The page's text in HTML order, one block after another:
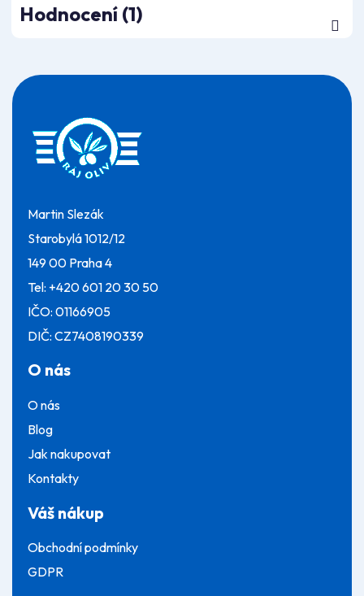
Hodnocení (1)
Z
á
Martin Slezák
Starobylá 1012/12
149 00 Praha 4
Tel: +420 601 20 30 50
IČO: 01166905
DIČ: CZ7408190339
O nás
O nás
Blog
Jak nakupovat
Kontakty
Váš nákup
Obchodní podmínky
GDPR